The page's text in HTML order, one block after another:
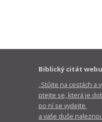
Biblický citát
„Stůjte na cestách a
ptejte se, která je
po ní se vydejte
a vaše duše